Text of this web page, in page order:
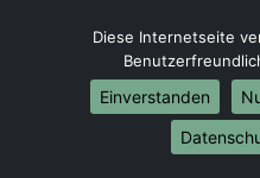
Umzug von Minden
Umzug von Minden
Umzug von Minden
Umzug von Minden
Umzug von Minden
Diese Internetseite
Einverstanden